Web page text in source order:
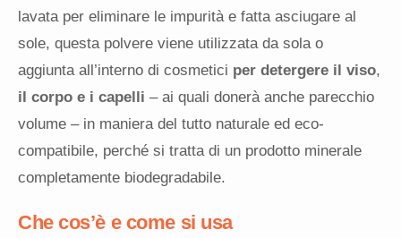
lavata per eliminare le impurità e fatta asciugare al
sole, questa polvere viene utilizzata da sola o
aggiunta all’interno di cosmetici per detergere il viso,
il corpo e i capelli – ai quali donerà anche parecchio
volume – in maniera del tutto naturale ed eco-
compatibile, perché si tratta di un prodotto minerale
completamente biodegradabile.
Che cos’è e come si usa